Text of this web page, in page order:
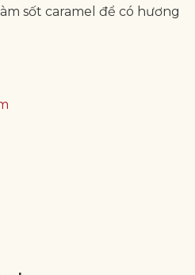
sốt caramel để có hương